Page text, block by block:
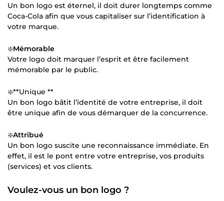
Un bon logo est éternel, il doit durer longtemps comme
Coca-Cola afin que vous capitaliser sur l’identification à
votre marque.
❇️Mémorable
Votre logo doit marquer l’esprit et être facilement
mémorable par le public.
❇️**Unique **
Un bon logo bâtit l’identité de votre entreprise, il doit
être unique afin de vous démarquer de la concurrence.
❇️Attribué
Un bon logo suscite une reconnaissance immédiate. En
effet, il est le pont entre votre entreprise, vos produits
(services) et vos clients.
Voulez-vous un bon logo ?